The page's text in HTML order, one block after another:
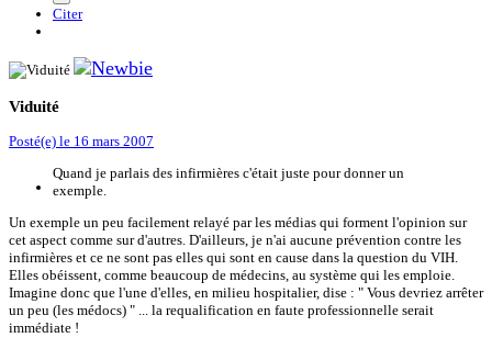
Citer
Viduité
Posté(e) le 16 mars 2007
Quand je parlais des infirmières c'était juste pour donner un
exemple.
Un exemple un peu facilement relayé par les médias qui forment l'opinion sur
cet aspect comme sur d'autres. D'ailleurs, je n'ai aucune prévention contre les
infirmières et ce ne sont pas elles qui sont en cause dans la question du VIH.
Elles obéissent, comme beaucoup de médecins, au système qui les emploie.
Imagine donc que l'une d'elles, en milieu hospitalier, dise : " Vous devriez arrêter
un peu (les médocs) " ... la requalification en faute professionnelle serait
immédiate !